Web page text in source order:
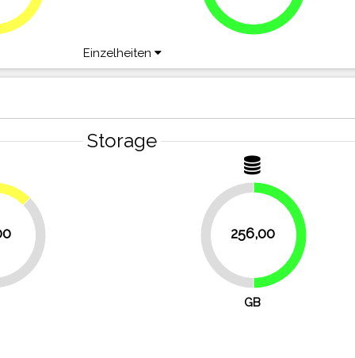
Einzelheiten
Storage
12.5%
256,00
GB